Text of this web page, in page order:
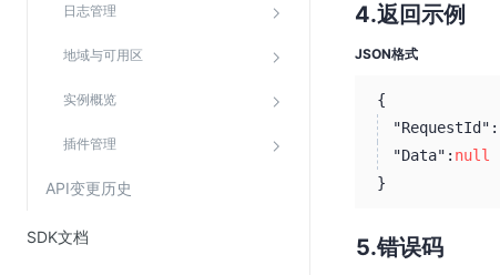
日志管理
地域与可用区
实例概览
插件管理
API变更历史
SDK文档
返回示例
JSON格式
{
"RequestId":
"Data": null
}
错误码